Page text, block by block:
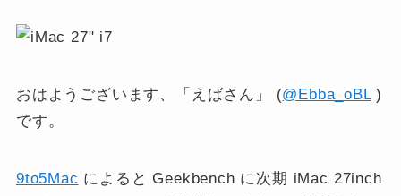
おはようございます、「えばさん」 (@Ebba_oBL)
です。
9to5Mac によると Geekbench に次期 iMac 27inch